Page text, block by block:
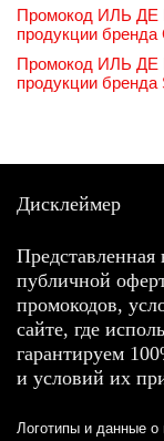
Промокод ИЛЬ ДЕ
продукции бренда
Промокод ИЛЬ ДЕ
продукции бренда
Дисклеймер
Представленная
публичной
промокодов,
сайте, где
гарантируем
и условий их
Логотипы и данные о